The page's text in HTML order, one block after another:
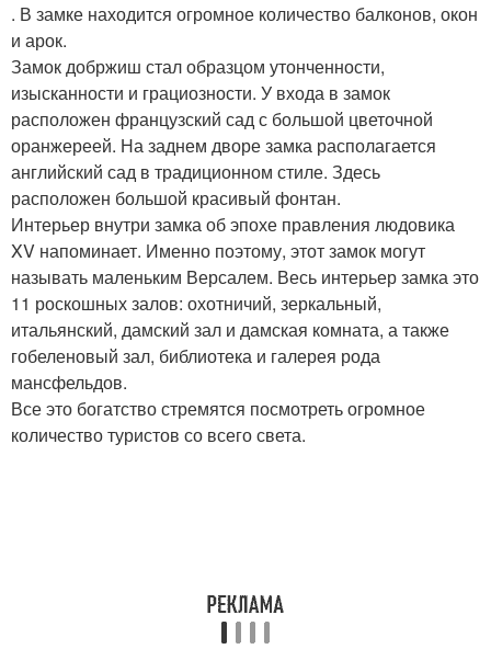
. В замке находится огромное количество балконов, окон
и арок.
Замок добржиш стал образцом утонченности,
изысканности и грациозности. У входа в замок
расположен французский сад с большой цветочной
оранжереей. На заднем дворе замка располагается
английский сад в традиционном стиле. Здесь
расположен большой красивый фонтан.
Интерьер внутри замка об эпохе правления людовика
XV напоминает. Именно поэтому, этот замок могут
называть маленьким Версалем. Весь интерьер замка это
11 роскошных залов: охотничий, зеркальный,
итальянский, дамский зал и дамская комната, а также
гобеленовый зал, библиотека и галерея рода
мансфельдов.
Все это богатство стремятся посмотреть огромное
количество туристов со всего света.